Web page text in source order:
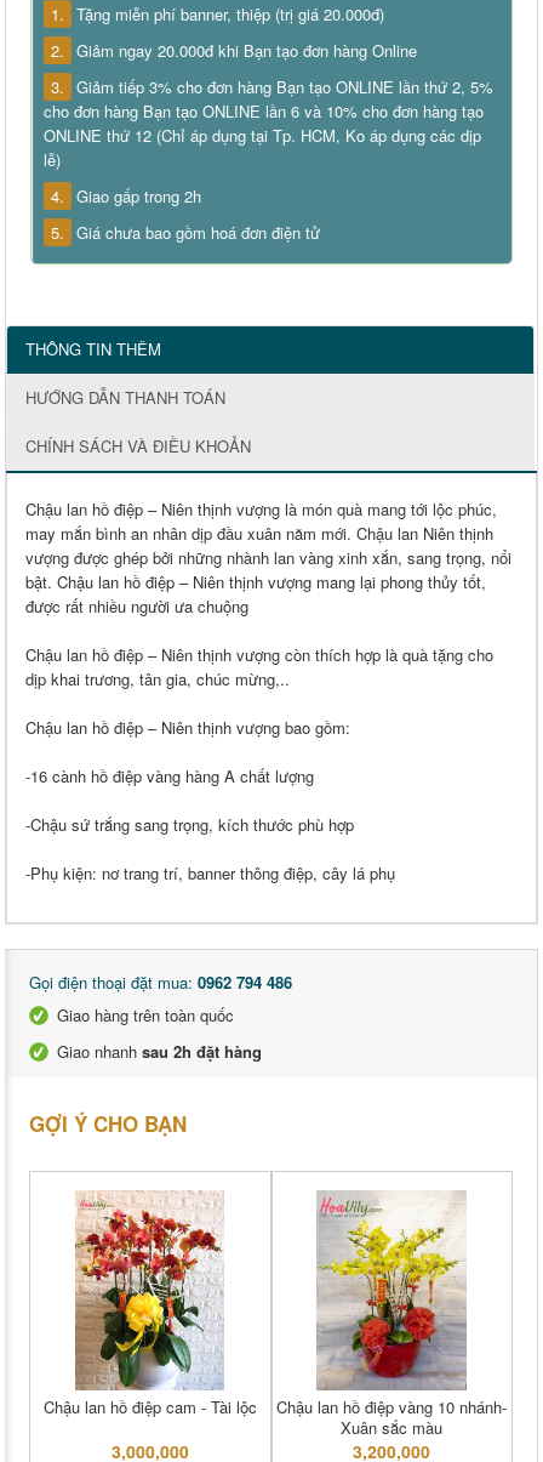
1. Tặng miễn phí banner, thiệp (trị giá 20.000đ)
2. Giảm ngay 20.000đ khi Bạn tạo đơn hàng Online
3. Giảm tiếp 3% cho đơn hàng Bạn tạo ONLINE lần thứ 2, 5%
cho đơn hàng Bạn tạo ONLINE lần 6 và 10% cho đơn hàng tạo
ONLINE thứ 12 (Chỉ áp dụng tại Tp. HCM, Ko áp dụng các dịp
lễ)
4. Giao gấp trong 2h
5. Giá chưa bao gồm hoá đơn điện tử
THÔNG TIN THÊM
HƯỚNG DẪN THANH TOÁN
CHÍNH SÁCH VÀ ĐIỀU KHOẢN
Chậu lan hồ điệp – Niên thịnh vượng là món quà mang tới lộc phúc,
may mắn bình an nhân dịp đầu xuân năm mới. Chậu lan Niên thịnh
vượng được ghép bởi những nhành lan vàng xinh xắn, sang trọng, nổi
bật. Chậu lan hồ điệp – Niên thịnh vượng mang lại phong thủy tốt,
được rất nhiều người ưa chuộng
Chậu lan hồ điệp – Niên thịnh vượng còn thích hợp là quà tặng cho
dịp khai trương, tân gia, chúc mừng,..
Chậu lan hồ điệp – Niên thịnh vượng bao gồm:
-16 cành hồ điệp vàng hàng A chất lượng
-Chậu sứ trắng sang trọng, kích thước phù hợp
-Phụ kiện: nơ trang trí, banner thông điệp, cây lá phụ
Gọi điện thoại đặt mua: 0962 794 486
Giao hàng trên toàn quốc
Giao nhanh sau 2h đặt hàng
GỢI Ý CHO BẠN
Chậu lan hồ điệp cam - Tài lộc
3,000,000
Chậu lan hồ điệp vàng 10 nhánh-
Xuân sắc màu
3,200,000